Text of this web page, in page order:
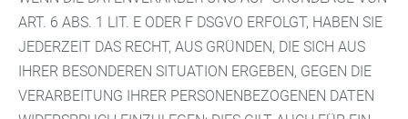
ART. 6 ABS. 1 LIT. E ODER F DSGVO ERFOLGT, HABEN SIE
JEDERZEIT DAS RECHT, AUS GRÜNDEN, DIE SICH AUS
IHRER BESONDEREN SITUATION ERGEBEN, GEGEN DIE
VERARBEITUNG IHRER PERSONENBEZOGENEN DATEN